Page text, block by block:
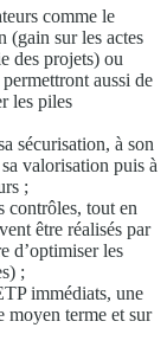
comme le
(gain sur les actes
des projets) ou
aussi de
les piles
sécurisation, à son
valorisation puis à
;
contrôles, tout en
être réalisés par
d’optimiser les
;
immédiats, une
moyen terme et sur